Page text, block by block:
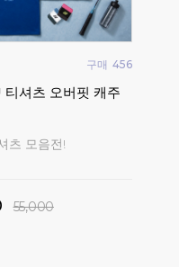
구매 456
셔츠 오버핏 캐주
츠 모음전!
55,000